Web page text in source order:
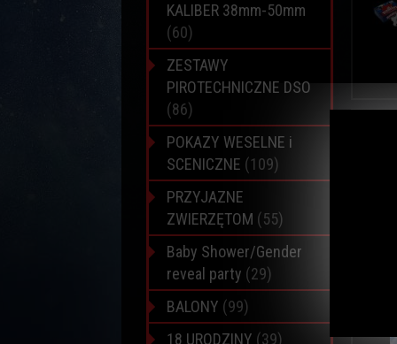
KALIBER 38mm-50mm
(60)
ZESTAWY
PIROTECHNICZNE DSO
(86)
POKAZY WESELNE i
SCENICZNE (109)
PRZYJAZNE
ZWIERZĘTOM (55)
Baby Shower/Gender
reveal party (29)
BALONY (99)
18 URODZINY (39)